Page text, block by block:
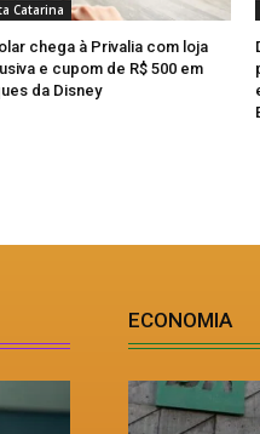
Catarina
chega à Privalia com loja
e cupom de R$ 500 em
da Disney
ECONOMIA